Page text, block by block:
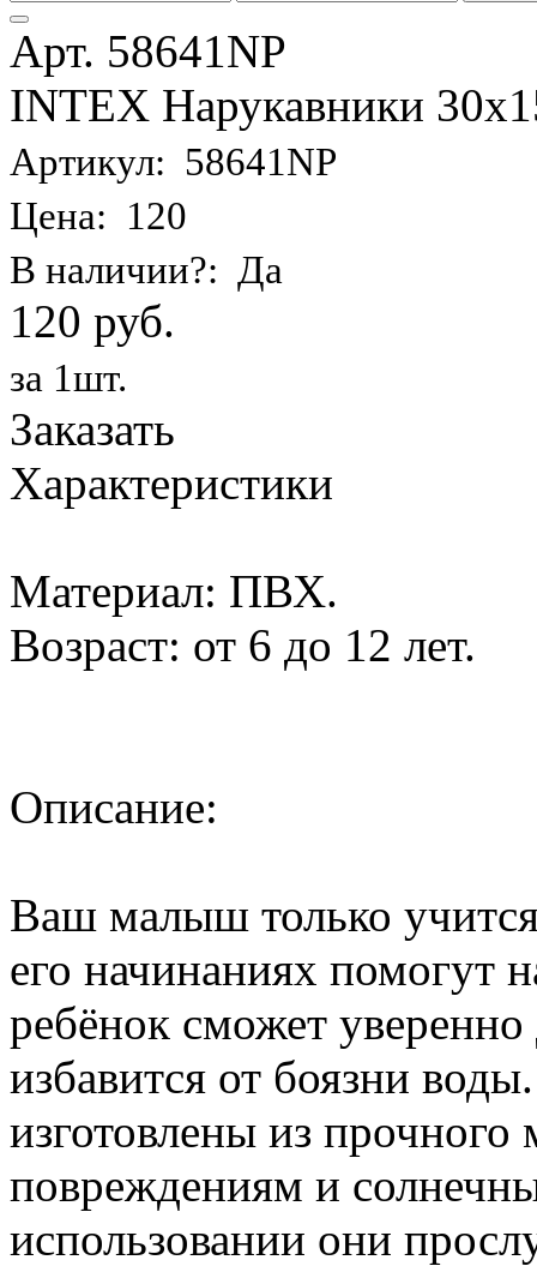
Арт. 58641NP
INTEX Нарукавники
Артикул: 58641NP
Цена: 120
В наличии?: Да
120 руб.
за 1шт.
Заказать
Характеристики
Материал: ПВХ.
Возраст: от 6 до 12 лет.
Описание:
Ваш малыш только
его начинаниях помогут
ребёнок сможет
избавится от боязни
изготовлены из
повреждениям и
использовании они